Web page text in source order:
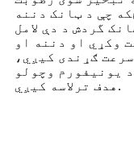
چې د ټانک دننه
گردش د دې لامل
وکړي او دننه او
ګړندی کیږي،
یونیفورم وچولو
هدف ترلاسه کیږي.